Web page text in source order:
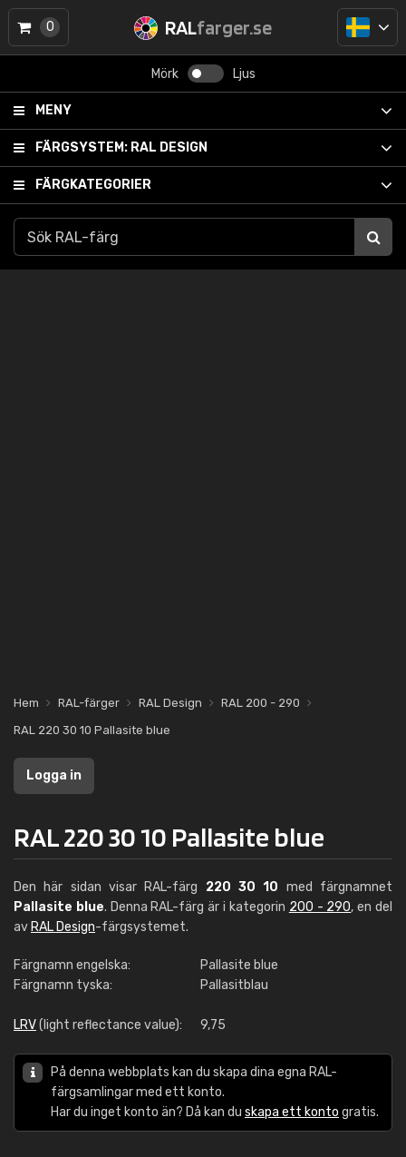
RALfarger.se
Mörk Ljus
MENY
FÄRGSYSTEM: RAL DESIGN
FÄRGKATEGORIER
0
Hem RAL-färger RAL Design
RAL 200 - 290
RAL 220 30 10 Pallasite blue
Logga in
RAL 220 30 10 Pallasite blue
Den här sidan visar RAL-färg 220 30 10 med färgnamnet
Pallasite blue. Denna RAL-färg är i kategorin 200 - 290, en del
av RAL Design-färgsystemet.
Färgnamn engelska:
Pallasite blue
Färgnamn tyska:
Pallasitblau
LRV(light reflectance value): 9,75
På denna webbplats kan du skapa dina egna RAL-
färgsamlingar med ett konto.
Har du inget konto än? Då kan du skapa ett konto gratis.